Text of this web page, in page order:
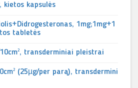
kietos kapsulės
1mg;1mg+1
tabletės
transderminiai pleistrai
(25µg/per parą), transdermini